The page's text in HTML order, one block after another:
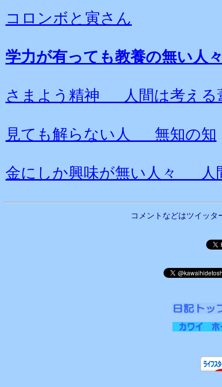
コロンボと寅さん
学力が有っても教養の無い人
さまよう精神 人間は考える
見ても解らない人 無知の知
金にしか興味が無い人々 人
コメントなどはツイッタ